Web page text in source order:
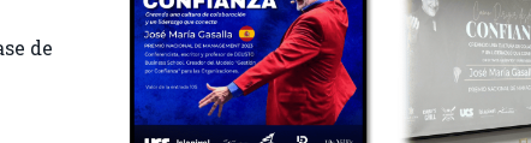
de